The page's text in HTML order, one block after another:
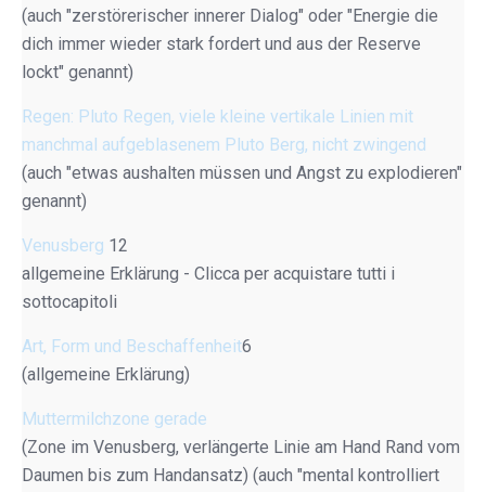
(auch "zerstörerischer innerer Dialog" oder "Energie die
dich immer wieder stark fordert und aus der Reserve
lockt" genannt)
Regen: Pluto Regen, viele kleine vertikale Linien mit
manchmal aufgeblasenem Pluto Berg, nicht zwingend
(auch "etwas aushalten müssen und Angst zu explodieren"
genannt)
Venusberg 12
allgemeine Erklärung - Clicca per acquistare tutti i
sottocapitoli
Art, Form und Beschaffenheit6
(allgemeine Erklärung)
Muttermilchzone gerade
(Zone im Venusberg, verlängerte Linie am Hand Rand vom
Daumen bis zum Handansatz) (auch "mental kontrolliert